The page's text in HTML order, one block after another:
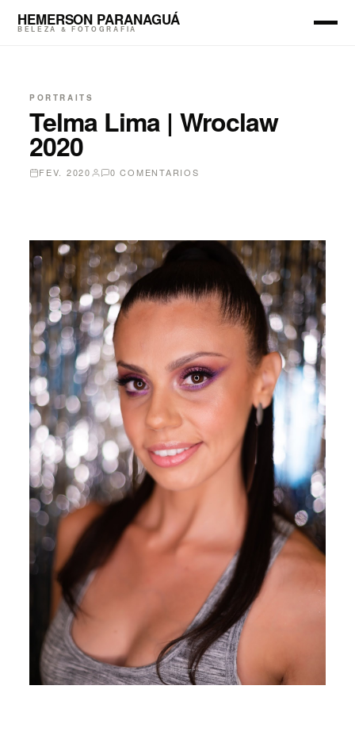
HEMERSON PARANAGUÁ
BELEZA & FOTOGRAFIA
PORTRAITS
Telma Lima | Wroclaw
2020
FEV. 2020 0 COMENTARIOS